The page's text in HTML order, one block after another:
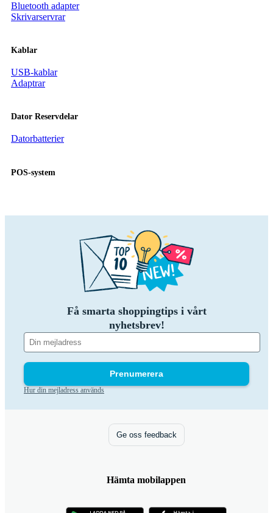
Bluetooth adapter
Skrivarservrar
Kablar
USB-kablar
Adaptrar
Dator Reservdelar
Datorbatterier
POS-system
Få smarta shoppingtips i vårt
nyhetsbrev!
Prenumerera
Hur din mejladress används
Ge oss feedback
Hämta mobilappen